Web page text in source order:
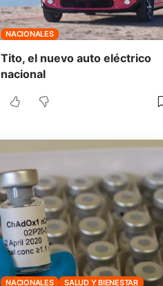
NACIONALES
Tito, el nuevo auto eléctrico
nacional
NACIONALES SALUD Y BIENESTAR